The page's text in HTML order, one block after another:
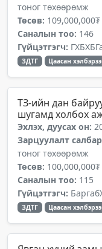
тоног төхөөрөмж
Төсөв: 109,000,000₮
Саналын тоо: 146
Гүйцэтгэгч:
ЗДТГ Цаасан
ТЗ-ийн дан
шугамд холбох
Эхлэх, дуусах он:
Зарцуулалт
тоног төхөөрөмж
Төсөв: 100,000,000₮
Саналын тоо: 115
Гүйцэтгэгч:
ЗДТГ Цаасан